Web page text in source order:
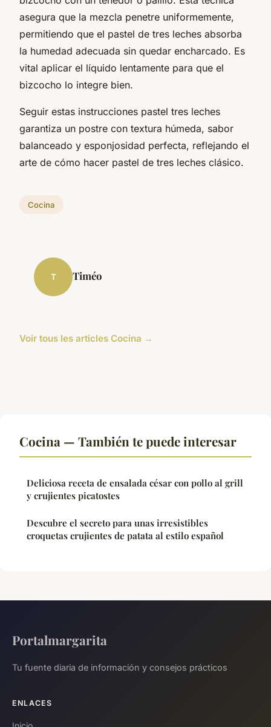
asegura que la mezcla penetre uniformemente,
permitiendo que el pastel de tres leches absorba
la humedad adecuada sin quedar encharcado. Es
vital aplicar el líquido lentamente para que el
bizcocho lo integre bien.
Seguir estas instrucciones pastel tres leches
garantiza un postre con textura húmeda, sabor
balanceado y esponjosidad perfecta, reflejando el
arte de cómo hacer pastel de tres leches clásico.
Cocina
T Timéo
Voir tous les articles Cocina →
Cocina — También te puede interesar
Deliciosa receta de ensalada césar con pollo al grill
y crujientes picatostes
Descubre el secreto para unas irresistibles
croquetas crujientes de patata al estilo español
Portalmargarita
Tu fuente diaria de información y consejos prácticos
ENLACES